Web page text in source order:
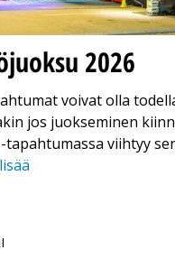
2026
voivat olla
jos juokseminen
tapahtumassa viihtyy